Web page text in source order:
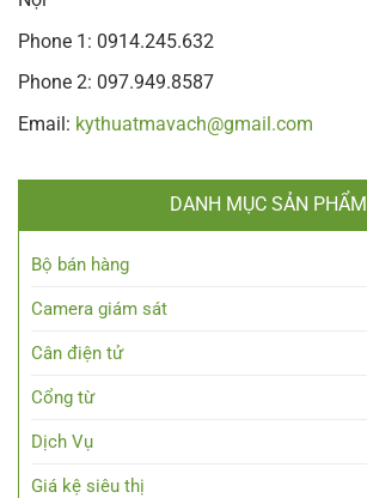
Phone 1: 0914.245.632
Phone 2: 097.949.8587
Email: kythuatmavach@gmail.com
DANH MỤC SẢN PHẨM
Bộ bán hàng
Camera giám sát
Cân điện tử
Cổng từ
Dịch Vụ
Giá kệ siêu thị